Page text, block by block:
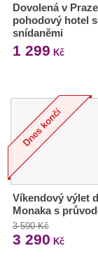
Dovolená v
pohodový hotel
snídaněmi
1 299 Kč
Víkendový výlet
Monaka s
3 590 Kč
3 290 Kč